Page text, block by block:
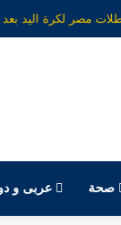
صحة عربى و